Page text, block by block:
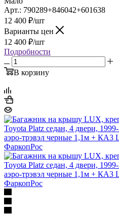
Арт.: 790289+846042+601638
12 400 ₽/шт
Варианты цен
12 400 ₽/шт
Подробности
В корзину